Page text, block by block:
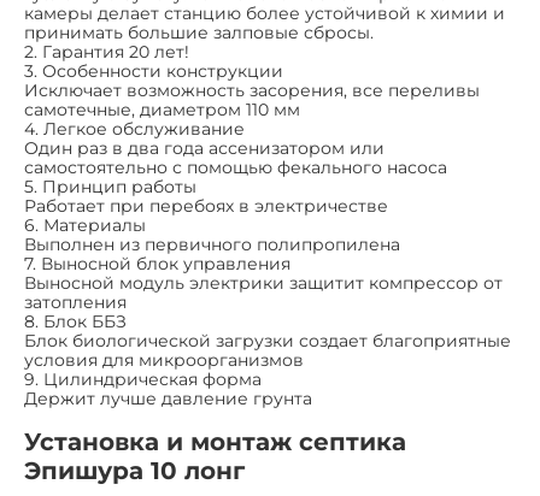
камеры делает станцию более устойчивой к химии и
принимать большие залповые сбросы.
2. Гарантия 20 лет!
3. Особенности конструкции
Исключает возможность засорения, все переливы
самотечные, диаметром 110 мм
4. Легкое обслуживание
Один раз в два года ассенизатором или
самостоятельно с помощью фекального насоса
5. Принцип работы
Работает при перебоях в электричестве
6. Материалы
Выполнен из первичного полипропилена
7. Выносной блок управления
Выносной модуль электрики защитит компрессор от
затопления
8. Блок ББЗ
Блок биологической загрузки создает благоприятные
условия для микроорганизмов
9. Цилиндрическая форма
Держит лучше давление грунта
Установка и монтаж септика
Эпишура 10 лонг